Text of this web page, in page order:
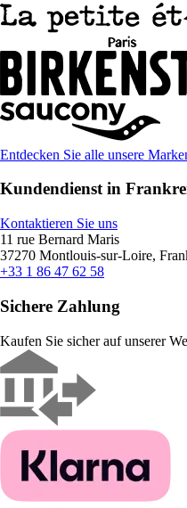
Entdecken Sie alle unsere
Kundendienst in
Kontaktieren Sie uns
11 rue Bernard Maris
37270 Montlouis-sur-Loire,
+33 1 86 47 62 58
Sichere Zahlung
Kaufen Sie sicher auf unserer